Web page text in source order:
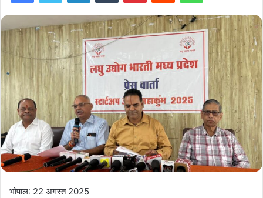
भोपाल: 22 अगस्त 2025